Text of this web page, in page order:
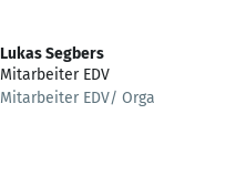
Lukas Segbers
Mitarbeiter EDV
Mitarbeiter EDV/ Orga